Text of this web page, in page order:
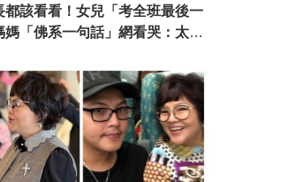
都該看看！女兒「考全班最後一
「佛系一句話」網看哭：太有